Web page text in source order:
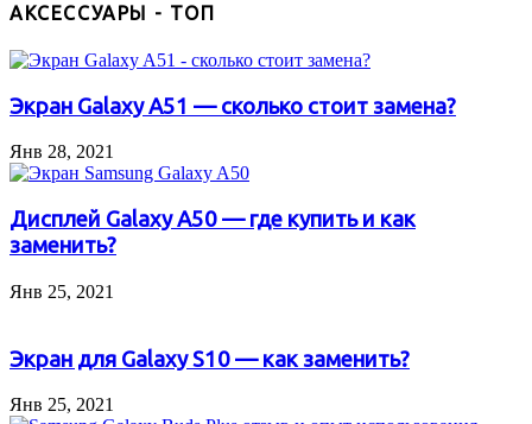
АКСЕССУАРЫ - ТОП
Экран Galaxy A51 — сколько стоит замена?
Янв 28, 2021
Дисплей Galaxy A50 — где купить и как
заменить?
Янв 25, 2021
Экран для Galaxy S10 — как заменить?
Янв 25, 2021